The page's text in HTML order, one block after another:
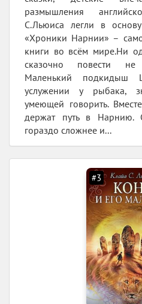
размышления
С.Льюиса легли в
«Хроники Нарнии» –
книги во всём мире.Ни
сказочно повести не
Маленький подкидыш
услужении у рыбака,
умеющей говорить.
держат путь в Нарнию.
гораздо сложнее и...
#3